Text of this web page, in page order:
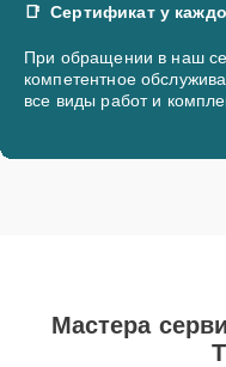
Сертификат у
При обращении в наш
компетентное
все виды работ и
Мастера